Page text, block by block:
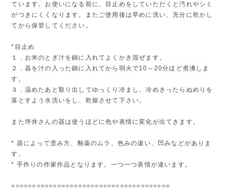
ています。お使いになる前に、目止めをしていただくと汚れやシミ
がつきにくくなります。またご使用後は早めに洗い、充分に乾かし
てから保管してください。
*目止め
１．お米のとぎ汁を鍋に入れてよくかき混ぜます。
２．器を汁の入った鍋に入れてから弱火で10～20分ほど煮沸しま
す。
３．温めたあと取り出してゆっくり冷まし、冷めきったらぬめりを
落とすよう水洗いをし、乾燥させて下さい。
また坪井さんの器は使うほどに色や表情に変化が出てきます。
* 器によって歪み方、釉薬のムラ、色みの違い、凹みなどがありま
す。
* 手作りの作家作品となります。一つ一つ表情が違います。
======================================